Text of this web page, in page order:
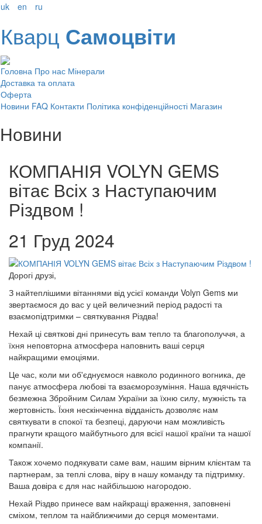
uk en ru
Кварц Самоцвіти
Головна Про нас Мінерали
Доставка та оплата
Оферта
Новини FAQ Контакти Політика конфіденційності Магазин
Новини
КОМПАНІЯ VOLYN GEMS
вітає Всіх з Наступаючим
Різдвом !
21 Груд 2024
Дорогі друзі,
З найтеплішими вітаннями від усієї команди Volyn Gems ми
звертаємося до вас у цей величезний період радості та
взаємопідтримки – святкування Різдва!
Нехай ці святкові дні принесуть вам тепло та благополуччя, а
їхня неповторна атмосфера наповнить ваші серця
найкращими емоціями.
Це час, коли ми об'єднуємося навколо родинного вогника, де
панує атмосфера любові та взаєморозуміння. Наша вдячність
безмежна Збройним Силам України за їхню силу, мужність та
жертовність. Їхня нескінченна відданість дозволяє нам
святкувати в спокої та безпеці, даруючи нам можливість
прагнути кращого майбутнього для всієї нашої країни та нашої
компанії.
Також хочемо подякувати саме вам, нашим вірним клієнтам та
партнерам, за теплі слова, віру в нашу команду та підтримку.
Ваша довіра є для нас найбільшою нагородою.
Нехай Різдво принесе вам найкращі враження, заповнені
сміхом, теплом та найближчими до серця моментами.